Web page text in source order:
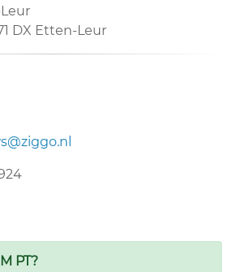
DX Etten-Leur
PT?